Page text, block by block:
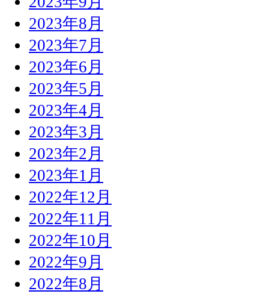
2023年8月
2023年7月
2023年6月
2023年5月
2023年4月
2023年3月
2023年2月
2023年1月
2022年12月
2022年11月
2022年10月
2022年9月
2022年8月